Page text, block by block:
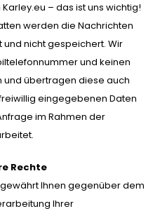
– das ist uns wichtig!
werden die Nachrichten
nicht gespeichert. Wir
und keinen
und übertragen diese auch
eingegebenen Daten
im Rahmen der
Rechte
Ihnen gegenüber dem
Ihrer